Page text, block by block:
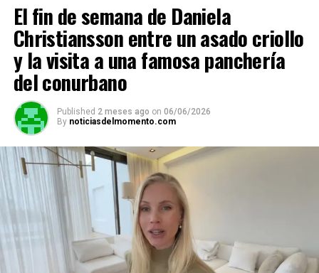
El fin de semana de Daniela
Christiansson entre un asado criollo
y la visita a una famosa panchería
del conurbano
Published 2 meses ago on 06/06/2026
By noticiasdelmomento.com